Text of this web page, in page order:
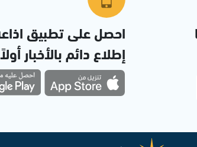
احصل على تطبيق
إطلاع دائم بالأخبار